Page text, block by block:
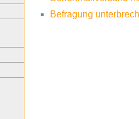
Befragung